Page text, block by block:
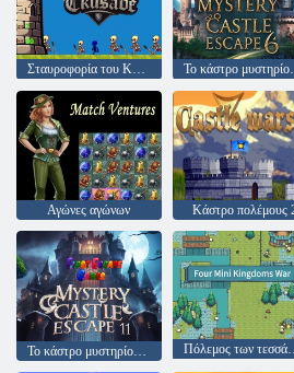
Σταυροφορία του Κάστρου Το
Αγώνες αγώνων Κάστρο πολέμους
Πόλεμος των